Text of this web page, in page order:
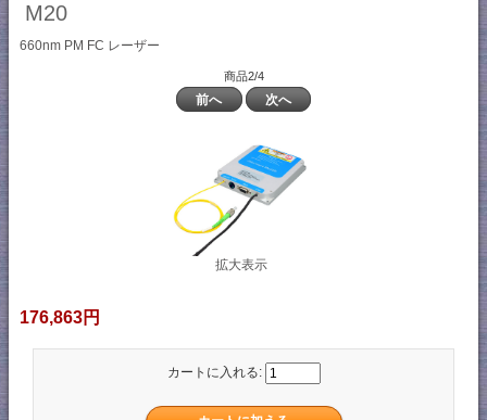
M20
660nm PM FC レーザー
商品2/4
前へ 次へ
拡大表示
176,863円
カートに入れる: